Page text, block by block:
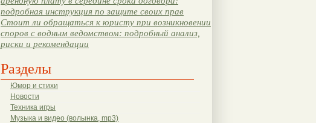
подробная инструкция по защите своих прав
Стоит ли обращаться к юристу при возникновении
споров с водным ведомством: подробный анализ,
риски и рекомендации
Разделы
Юмор и стихи
Новости
Техника игры
Музыка и видео (волынка, mp3)